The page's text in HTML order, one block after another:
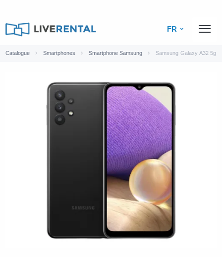
FR
Catalogue Smartphones Smartphone Samsung Samsung Galaxy A32 5g